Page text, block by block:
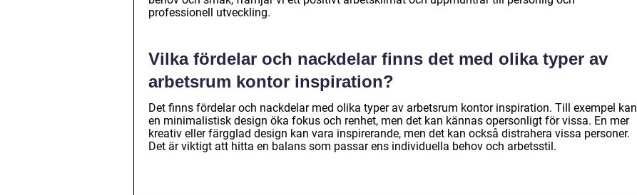
professionell utveckling.
Vilka fördelar och nackdelar finns det med olika typer av
arbetsrum kontor inspiration?
Det finns fördelar och nackdelar med olika typer av arbetsrum kontor inspiration. Till exempel kan
en minimalistisk design öka fokus och renhet, men det kan kännas opersonligt för vissa. En mer
kreativ eller färgglad design kan vara inspirerande, men det kan också distrahera vissa personer.
Det är viktigt att hitta en balans som passar ens individuella behov och arbetsstil.